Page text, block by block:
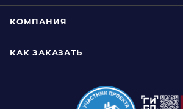
КОМПАНИЯ
КАК ЗАКАЗАТЬ